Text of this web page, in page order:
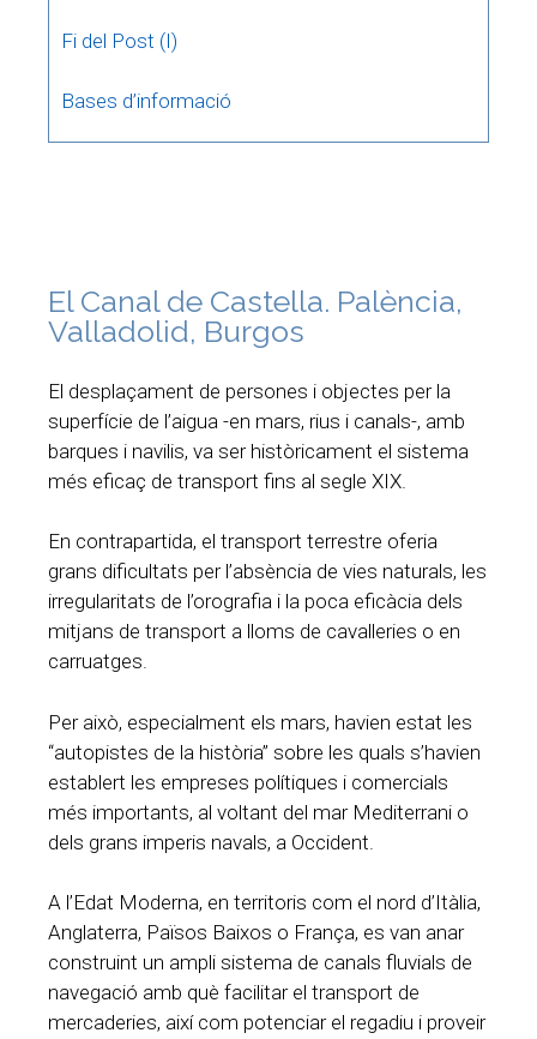
Fi del Post (I)
Bases d’informació
El Canal de Castella. Palència,
Valladolid, Burgos
El desplaçament de persones i objectes per la
superfície de l’aigua -en mars, rius i canals-, amb
barques i navilis, va ser històricament el sistema
més eficaç de transport fins al segle XIX.
En contrapartida, el transport terrestre oferia
grans dificultats per l’absència de vies naturals, les
irregularitats de l’orografia i la poca eficàcia dels
mitjans de transport a lloms de cavalleries o en
carruatges.
Per això, especialment els mars, havien estat les
“autopistes de la història” sobre les quals s’havien
establert les empreses polítiques i comercials
més importants, al voltant del mar Mediterrani o
dels grans imperis navals, a Occident.
A l’Edat Moderna, en territoris com el nord d’Itàlia,
Anglaterra, Països Baixos o França, es van anar
construint un ampli sistema de canals fluvials de
navegació amb què facilitar el transport de
mercaderies, així com potenciar el regadiu i proveir